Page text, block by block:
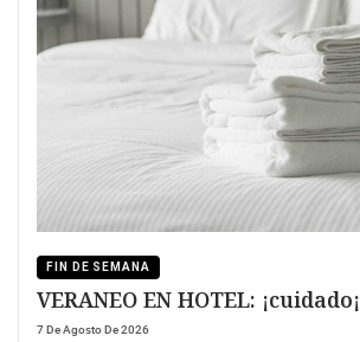
FIN DE SEMANA
VERANEO EN HOTEL: ¡cuidado¡
7 De Agosto De 2026